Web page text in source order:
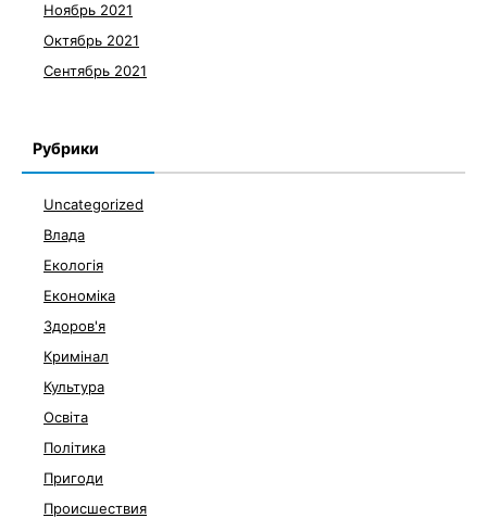
Ноябрь 2021
Октябрь 2021
Сентябрь 2021
Рубрики
Uncategorized
Влада
Екологія
Економіка
Здоров'я
Кримінал
Культура
Освіта
Політика
Пригоди
Происшествия